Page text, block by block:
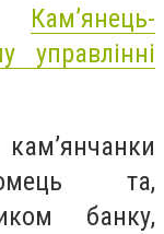
Кам’янець-
управлінні
та,
банку,